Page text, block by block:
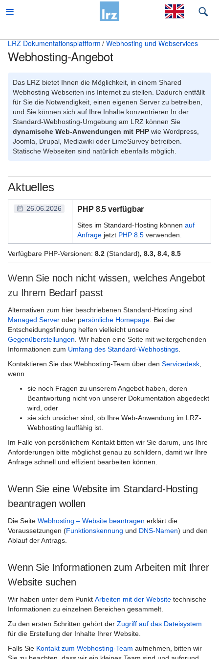
Beratung
E-Mail und Groupware
High Performance Computing
Virtual Infrastructure Services
Netz
Sonstiges
Speicherlösungen
Unterstützende Dienste
Virtuelle Realität und Visualisierung
Vor-Ort Services
Webhosting und Webservices
GitLab
Livestreaming
Persönliche Homepage
Sharepoint Teamsite
Videokonferenzservice (WebRTC)
Video on Demand (VoD)
Webhosting-Angebot
Webhosting – Entscheidungshilfen
Webhosting – Website beantragen
Webhosting – Arbeiten mit der Website
Kontakt zum LRZ-Webhosting-Team
Sicherheitszertifikat für Ihre Website
Spezial-Angebote für Institutionen
Webhosting-FAQ
LRZ Dokumentationsplattform Webhosting und Webservices
Webhosting-Angebot
Das LRZ bietet Ihnen die Möglichkeit, in einem Shared
Webhosting Webseiten ins Internet zu stellen. Dadurch entfällt
für Sie die Notwendigkeit, einen eigenen Server zu betreiben,
und Sie können sich auf Ihre Inhalte konzentrieren.In der
Standard-Webhosting-Umgebung am LRZ können Sie
dynamische Web-Anwendungen mit PHP wie Wordpress,
Joomla, Drupal, Mediawiki oder LimeSurvey betreiben.
Statische Webseiten sind natürlich ebenfalls möglich.
Aktuelles
26.06.2026 PHP 8.5 verfügbar
Sites im Standard-Hosting können auf
Anfrage jetzt PHP 8.5 verwenden.
Verfügbare PHP-Versionen: 8.2 (Standard), 8.3, 8.4, 8.5
Wenn Sie noch nicht wissen, welches Angebot
zu Ihrem Bedarf passt
Alternativen zum hier beschriebenen Standard-Hosting sind
Managed Server oder persönliche Homepage . Bei der
Entscheidungsfindung helfen vielleicht unsere
Gegenüberstellungen Wir haben eine Seite mit weitergehenden
Informationen zum Umfang des Standard-Webhostings
Kontaktieren Sie das Webhosting-Team über den Servicedesk
wenn
sie noch Fragen zu unserem Angebot haben, deren
Beantwortung nicht von unserer Dokumentation abgedeckt
wird, oder
sie sich unsicher sind, ob Ihre Web-Anwendung im LRZ-
Webhosting lauffähig ist.
Im Falle von persönlichem Kontakt bitten wir Sie darum, uns Ihre
Anforderungen bitte möglichst genau zu schildern, damit wir Ihre
Anfrage schnell und effizient bearbeiten können.
Wenn Sie eine Website im Standard-Hosting
beantragen wollen
Die Seite Webhosting – Website beantragen erklärt die
Voraussetzungen (Funktionskennung und DNS-Namen) und den
Ablauf der Antrags.
Wenn Sie Informationen zum Arbeiten mit Ihrer
Website suchen
Wir haben unter dem Punkt Arbeiten mit der Website technische
Informationen zu einzelnen Bereichen gesammelt.
Zu den ersten Schritten gehört der Zugriff auf das Dateisystem
für die Erstellung der Inhalte Ihrer Website.
Falls Sie Kontakt zum Webhosting-Team aufnehmen, bitten wir